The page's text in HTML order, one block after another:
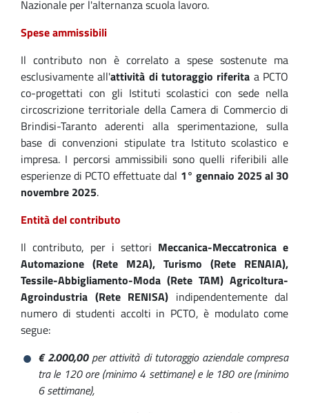
Nazionale per l'alternanza scuola lavoro.
Spese ammissibili
Il contributo non è correlato a spese sostenute ma
esclusivamente all'attività di tutoraggio riferita a PCTO
co-progettati con gli Istituti scolastici con sede nella
circoscrizione territoriale della Camera di Commercio di
Brindisi-Taranto aderenti alla sperimentazione, sulla
base di convenzioni stipulate tra Istituto scolastico e
impresa. I percorsi ammissibili sono quelli riferibili alle
esperienze di PCTO effettuate dal 1° gennaio 2025 al 30
novembre 2025.
Entità del contributo
Il contributo, per i settori Meccanica-Meccatronica e
Automazione (Rete M2A), Turismo (Rete RENAIA),
Tessile-Abbigliamento-Moda (Rete TAM) Agricoltura-
Agroindustria (Rete RENISA) indipendentemente dal
numero di studenti accolti in PCTO, è modulato come
segue:
€ 2.000,00per attività di tutoraggio aziendale compresa
tra le 120 ore (minimo 4 settimane) e le 180 ore (minimo
6 settimane),